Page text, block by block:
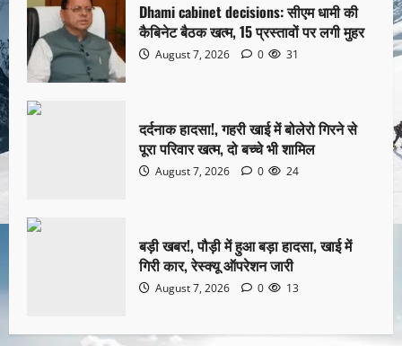
Dhami cabinet decisions: सीएम धामी की
कैबिनेट बैठक खत्म, 15 प्रस्तावों पर लगी मुहर
August 7, 2026 0 31
दर्दनाक हादसा!, गहरी खाई में बोलेरो गिरने से
पूरा परिवार खत्म, दो बच्चे भी शामिल
August 7, 2026 0 24
बड़ी खबर!, पौड़ी में हुआ बड़ा हादसा, खाई में
गिरी कार, रेस्क्यू ऑपरेशन जारी
August 7, 2026 0 13